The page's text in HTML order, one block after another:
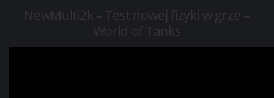
NewMulti2k – Test nowej fizyki w grze –
World of Tanks